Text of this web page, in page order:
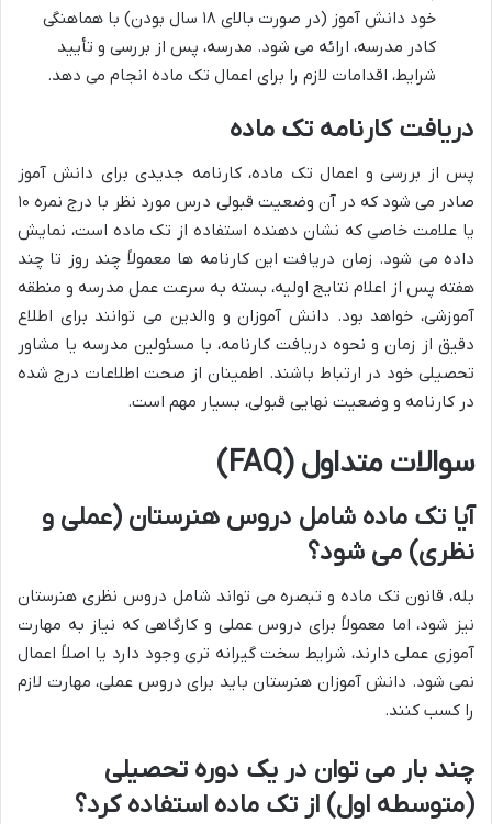
خود دانش آموز (در صورت بالای ۱۸ سال بودن) با هماهنگی
کادر مدرسه، ارائه می شود. مدرسه، پس از بررسی و تأیید
شرایط، اقدامات لازم را برای اعمال تک ماده انجام می دهد.
دریافت کارنامه تک ماده
پس از بررسی و اعمال تک ماده، کارنامه جدیدی برای دانش آموز
صادر می شود که در آن وضعیت قبولی درس مورد نظر با درج نمره ۱۰
یا علامت خاصی که نشان دهنده استفاده از تک ماده است، نمایش
داده می شود. زمان دریافت این کارنامه ها معمولاً چند روز تا چند
هفته پس از اعلام نتایج اولیه، بسته به سرعت عمل مدرسه و منطقه
آموزشی، خواهد بود. دانش آموزان و والدین می توانند برای اطلاع
دقیق از زمان و نحوه دریافت کارنامه، با مسئولین مدرسه یا مشاور
تحصیلی خود در ارتباط باشند. اطمینان از صحت اطلاعات درج شده
در کارنامه و وضعیت نهایی قبولی، بسیار مهم است.
سوالات متداول (FAQ)
آیا تک ماده شامل دروس هنرستان (عملی و
نظری) می شود؟
بله، قانون تک ماده و تبصره می تواند شامل دروس نظری هنرستان
نیز شود، اما معمولاً برای دروس عملی و کارگاهی که نیاز به مهارت
آموزی عملی دارند، شرایط سخت گیرانه تری وجود دارد یا اصلاً اعمال
نمی شود. دانش آموزان هنرستان باید برای دروس عملی، مهارت لازم
را کسب کنند.
چند بار می توان در یک دوره تحصیلی
(متوسطه اول) از تک ماده استفاده کرد؟